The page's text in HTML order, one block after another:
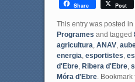
Share Post
This entry was posted in
Programes and tagged
agricultura, ANAV,
energia, esportistes,
d'Ebre, Ribera d'Ebre,
Móra d'Ebre. Bookmark